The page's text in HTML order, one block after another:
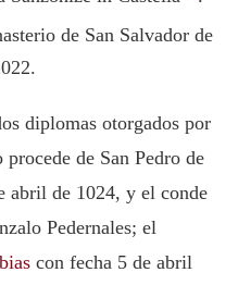
de San Salvador de
diplomas otorgados por
de San Pedro de
abril de 1024, y el conde
Pedernales; el
con fecha 5 de abril